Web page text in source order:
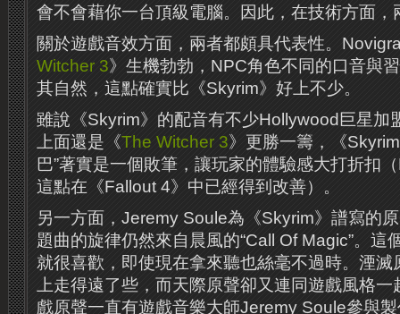
會不會藉你一台頂級電腦。因此，在技術方面，
關於遊戲音效方面，兩者都頗具代表性。
Witcher 3》生機勃勃，NPC角色不同的口音與
其自然，這點確實比《Skyrim》好上不少。
雖說《Skyrim》的配音有不少Hollywood巨星加
上面還是《The Witcher 3》更勝一籌，《
巴”著實是一個敗筆，讓玩家的體驗感大打折扣
這點在《Fallout 4》中已經得到改善）。
另一方面，Jeremy Soule為《Skyrim》譜寫的
題曲的旋律仍然來自晨風的“Call Of Magic”。這
就很喜歡，即使現在拿來聽也絲毫不過時。湮
上走得遠了些，而天際原聲卻又連同遊戲風格
戲原聲一直有遊戲音樂大師Jeremy Soule參與